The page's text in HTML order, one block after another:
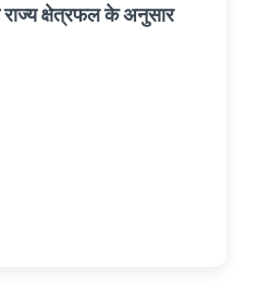
क्षेत्रफल के अनुसार